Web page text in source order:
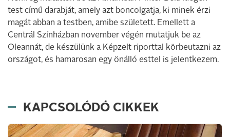
test című darabját, amely azt boncolgatja, ki minek érzi
magát abban a testben, amibe született. Emellett a
Centrál Színházban november végén mutatjuk be az
Oleannát, de készülünk a Képzelt riporttal körbeutazni az
országot, és hamarosan egy önálló esttel is jelentkezem.
KAPCSOLÓDÓ CIKKEK